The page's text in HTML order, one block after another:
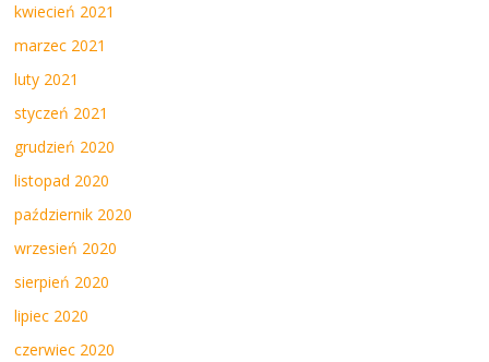
kwiecień 2021
marzec 2021
luty 2021
styczeń 2021
grudzień 2020
listopad 2020
październik 2020
wrzesień 2020
sierpień 2020
lipiec 2020
czerwiec 2020